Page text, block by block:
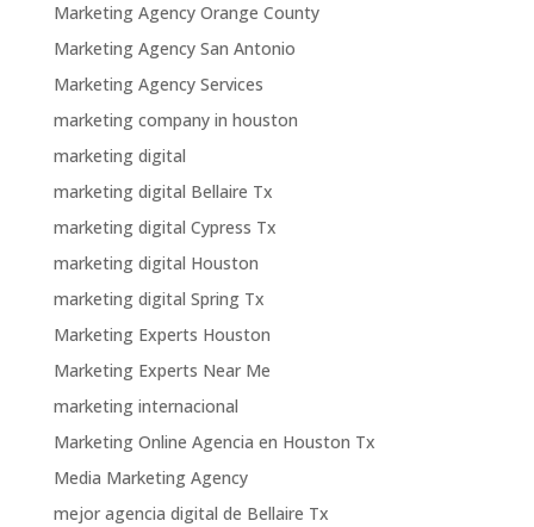
Marketing Agency Orange County
Marketing Agency San Antonio
Marketing Agency Services
marketing company in houston
marketing digital
marketing digital Bellaire Tx
marketing digital Cypress Tx
marketing digital Houston
marketing digital Spring Tx
Marketing Experts Houston
Marketing Experts Near Me
marketing internacional
Marketing Online Agencia en Houston Tx
Media Marketing Agency
mejor agencia digital de Bellaire Tx